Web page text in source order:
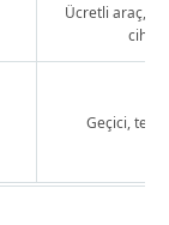
Ücretli araç,
Geçici,